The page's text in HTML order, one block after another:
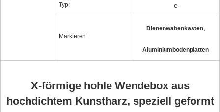
Typ: e
Markieren:
Bienenwabenkasten,
Aluminiumbodenplatten
X-förmige hohle Wendebox aus
hochdichtem Kunstharz, speziell geformt